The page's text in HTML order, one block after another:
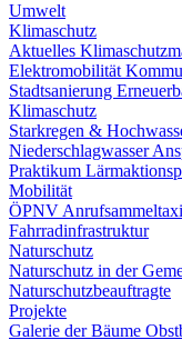
Umwelt
Klimaschutz
Aktuelles
Elektromobilität
Stadtsanierung
Klimaschutz
Starkregen &
Niederschlagwasser
Praktikum
Mobilität
ÖPNV Anrufsammeltaxi
Fahrradinfrastruktur
Naturschutz
Naturschutz in der
Naturschutzbeauftragte
Projekte
Galerie der Bäume